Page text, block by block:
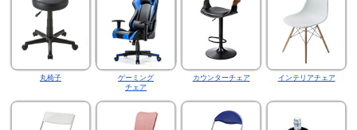
丸椅子
ゲーミング
チェア
カウンターチェア インテリアチェア